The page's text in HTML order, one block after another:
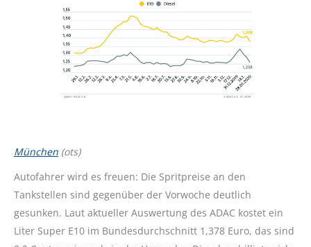
München (ots)
Autofahrer wird es freuen: Die Spritpreise an den
Tankstellen sind gegenüber der Vorwoche deutlich
gesunken. Laut aktueller Auswertung des ADAC kostet ein
Liter Super E10 im Bundesdurchschnitt 1,378 Euro, das sind